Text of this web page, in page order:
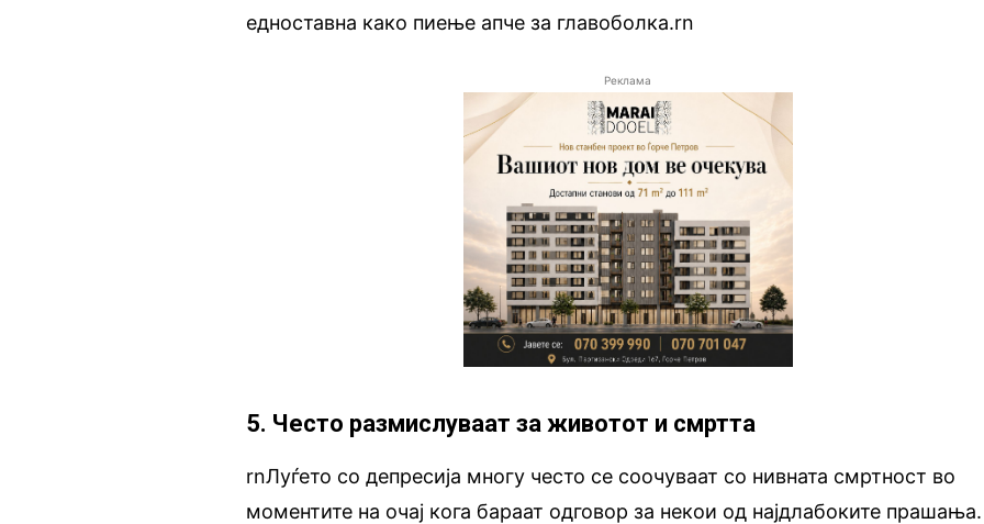
едноставна како пиење апче за главоболка.rn
Реклама
5. Често размислуваат за животот и смртта
rnЛуѓето со депресија многу често се соочуваат со нивната смртност во
моментите на очај кога бараат одговор за некои од најдлабоките прашања.